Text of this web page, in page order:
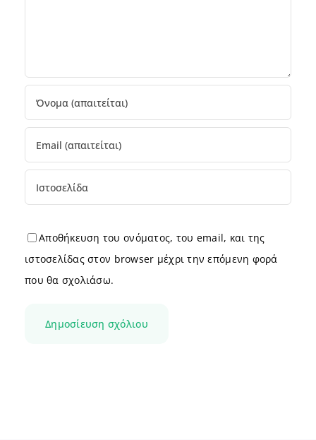
Αποθήκευση του ονόματος, του email, και της
ιστοσελίδας στον browser μέχρι την επόμενη φορά
που θα σχολιάσω.